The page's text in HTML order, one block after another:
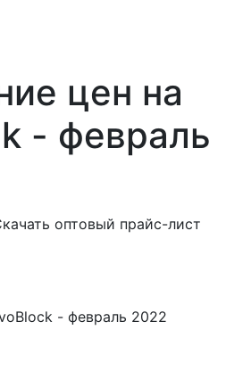
цен на
- февраль
оптовый прайс-лист
- февраль 2022